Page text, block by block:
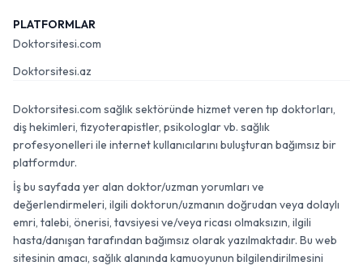
PLATFORMLAR
Doktorsitesi.com
Doktorsitesi.az
Doktorsitesi.com sağlık sektöründe hizmet veren tıp doktorları,
diş hekimleri, fizyoterapistler, psikologlar vb. sağlık
profesyonelleri ile internet kullanıcılarını buluşturan bağımsız bir
platformdur.
İş bu sayfada yer alan doktor/uzman yorumları ve
değerlendirmeleri, ilgili doktorun/uzmanın doğrudan veya dolaylı
emri, talebi, önerisi, tavsiyesi ve/veya ricası olmaksızın, ilgili
hasta/danışan tarafından bağımsız olarak yazılmaktadır. Bu web
sitesinin amacı, sağlık alanında kamuoyunun bilgilendirilmesini